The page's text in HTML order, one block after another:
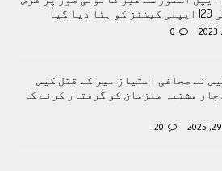
گیا
0
نے صحافی امتیاز میر کے قتل کیس
چار مشتبہ ملزمان کو گرفتار کرنے کا
20